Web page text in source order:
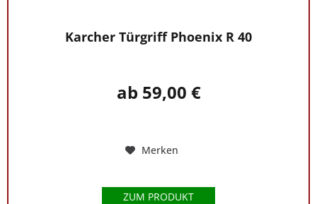
Karcher Türgriff Phoenix R 40
ab 59,00 €
Merken
ZUM PRODUKT